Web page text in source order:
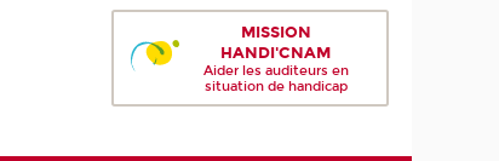
MISSION
HANDI'CNAM
Aider les auditeurs en
situation de handicap